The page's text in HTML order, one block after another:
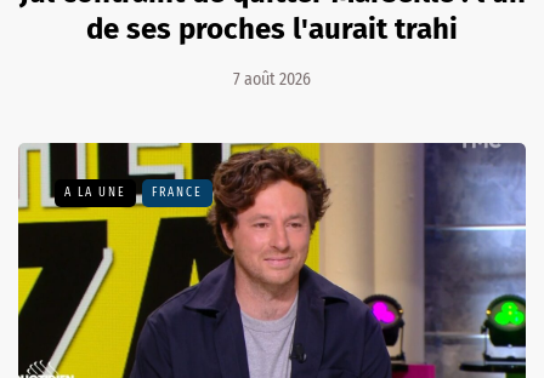
de ses proches l'aurait trahi
7 août 2026
A LA UNE FRANCE